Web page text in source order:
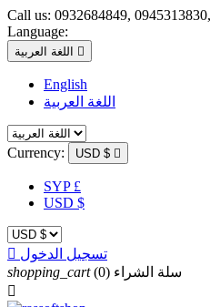
Call us: 0932684849,
Language:
اللغة العربية 
English
اللغة العربية
Currency: USD $ 
SYP £
USD $
 تسجيل الدخول
shopping_cart
سلة الشراء (0)
